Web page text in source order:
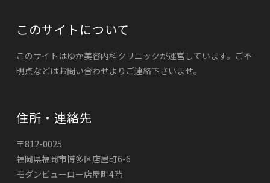
このサイトについて
このサイトはゆか美容内科クリニックが運営しています。ご不
明点などはお問い合わせよりご連絡下さいませ。
住所・連絡先
〒812-0025
福岡県福岡市博多区店屋町6-6
モダンビューロー店屋町4階